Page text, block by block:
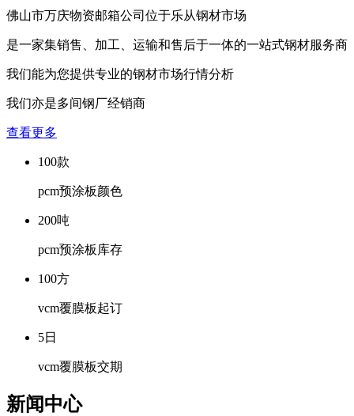
佛山市万庆物资邮箱公司位于乐从钢材市场
是一家集销售、加工、运输和售后于一体的一站式钢材服务商
我们能为您提供专业的钢材市场行情分析
我们亦是多间钢厂经销商
查看更多
100款
pcm预涂板颜色
200吨
pcm预涂板库存
100方
vcm覆膜板起订
5日
vcm覆膜板交期
新闻中心